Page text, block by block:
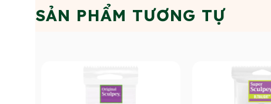
SẢN PHẨM TƯƠNG TỰ